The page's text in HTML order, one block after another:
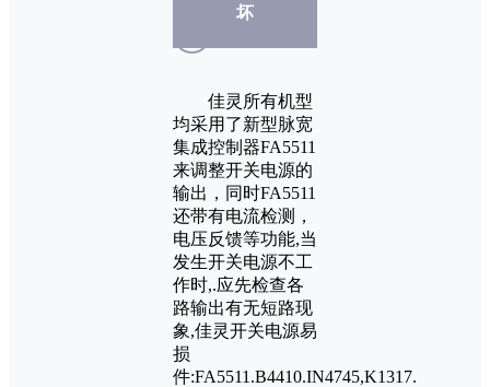
坏
佳灵所有机型
均采用了新型脉宽
集成控制器FA5511
来调整开关电源的
输出，同时FA5511
还带有电流检测，
电压反馈等功能,当
发生开关电源不工
作时,.应先检查各
路输出有无短路现
象,佳灵开关电源易
损
件:FA5511.B4410.IN4745,K1317.